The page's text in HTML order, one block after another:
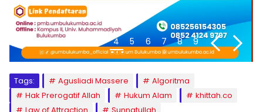
4 5 6 7 8 9
Tags: Agusliadi Massere
Algoritma
Hak Prerogatif Allah
Hukum Alam
khittah.co